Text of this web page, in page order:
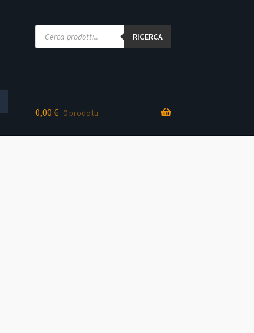
Products
search RICERCA
0,00 € 0 prodotti